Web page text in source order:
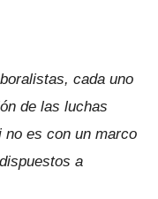
cada uno
de las luchas
no es con un marco
a